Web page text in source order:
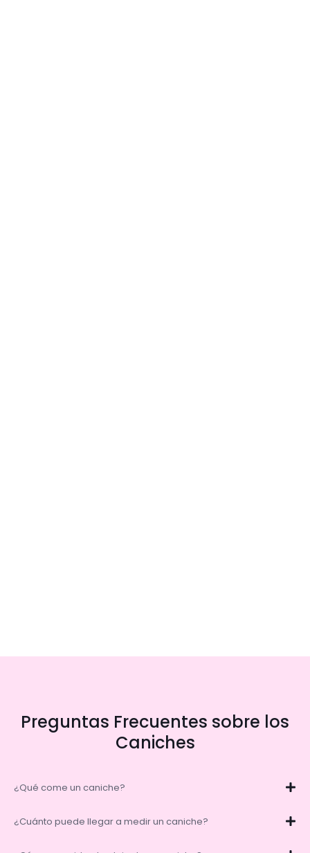
Preguntas Frecuentes sobre los
Caniches
¿Qué come un caniche?
¿Cuánto puede llegar a medir un caniche?